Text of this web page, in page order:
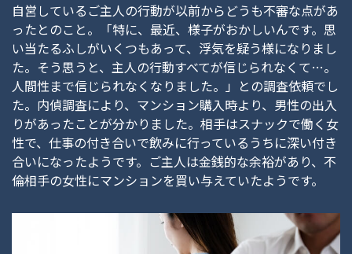
自営しているご主人の行動が以前からどうも不審な点があ
ったとのこと。「特に、最近、様子がおかしいんです。思
い当たるふしがいくつもあって、浮気を疑う様になりまし
た。そう思うと、主人の行動すべてが信じられなくて…。
人間性まで信じられなくなりました。」との調査依頼でし
た。内偵調査により、マンション購入時より、男性の出入
りがあったことが分かりました。相手はスナックで働く女
性で、仕事の付き合いで飲みに行っているうちに深い付き
合いになったようです。ご主人は金銭的な余裕があり、不
倫相手の女性にマンションを買い与えていたようです。